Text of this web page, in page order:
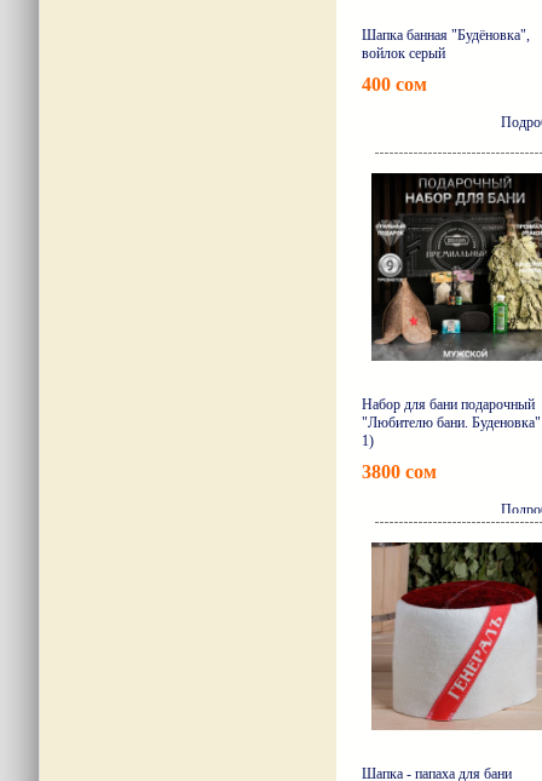
Шапка банная "Будёновка",
войлок серый
400 сом
Набор для бани подарочный
"Любителю бани.
1)
3800 сом
Шапка - папаха для бани